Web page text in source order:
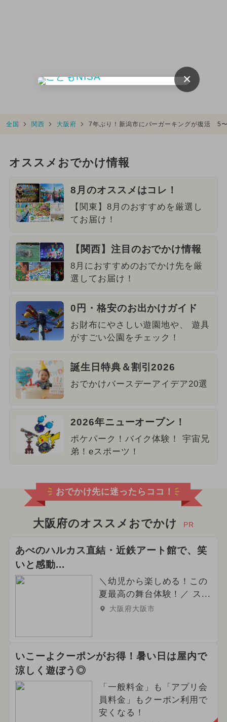
全国 関西 大阪府 7年ぶり！新潟市にバーガーキングが復活 5
オススメおでかけ情報
8月のオススメはコレ！
【関東】8月のおすすめを厳選し
てお届け！
【関西】注目のおでかけ情報
8月におすすめのおでかけ先を厳
選してお届け！
0円・格安のお出かけガイド
お財布にやさしい遊園地や、 遊具
がすごい公園をチェック！
誕生日特典＆割引2026
おでかけバースデーアイデア20選
2026年ニューオープン！
ポケパーク！バイク体験！ 宇宙兄
弟！eスポーツ！
おでかけ先に迷ったらココ！
大阪府のオススメおでかけ PR
あべのハルカス直結・近鉄アート館で、笑
いと感動...
＼幼児から楽しめる！この
夏最高の舞台体験！／ ス...
大阪府大阪市
いこーよクーポンがお得！暑い日は屋内で
涼しく遊ぼう◎
「一般料金」も「アプリ会
員料金」もクーポン利用で
安くなる！
×